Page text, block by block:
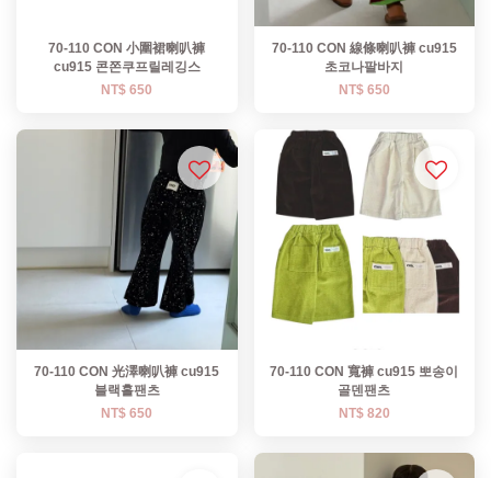
70-110 CON 小圍裙喇叭褲
cu915 콘쫀쿠프릴레깅스
NT$ 650
70-110 CON 線條喇叭褲 cu915
초코나팔바지
NT$ 650
70-110 CON 光澤喇叭褲 cu915
블랙홀팬츠
NT$ 650
70-110 CON 寬褲 cu915 뽀송이
골덴팬츠
NT$ 820